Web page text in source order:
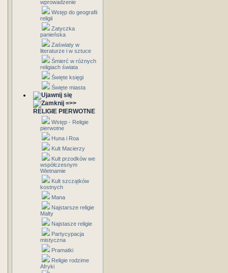
wprowadzenie
Wstęp do geografii
religii
Zatyczka
panieńska
Zaświaty w
literaturze i w sztuce
Śmierć w różnych
religiach świata
Święte księgi
Święte miasta
=>>
RELIGIE PIERWOTNE
Wstęp - Religie
pierwotne
Huna i Roa
Kult Macierzy
Kult przodków we
współczesnym
Wietnamie
Kult szczątków
kostnych
Mana
Najstarsze religie
Malty
Najstasze religie
Partycypacja
mistyczna
Pramatki
Religie rodzime
Afryki